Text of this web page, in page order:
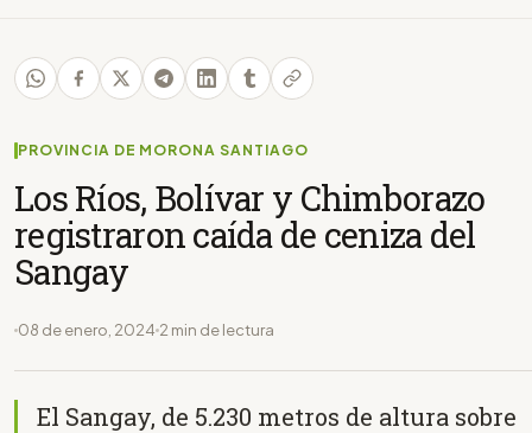
PROVINCIA DE MORONA SANTIAGO
Los Ríos, Bolívar y Chimborazo
registraron caída de ceniza del
Sangay
08 de enero, 2024 2 min de lectura
El Sangay, de 5.230 metros de altura sobre